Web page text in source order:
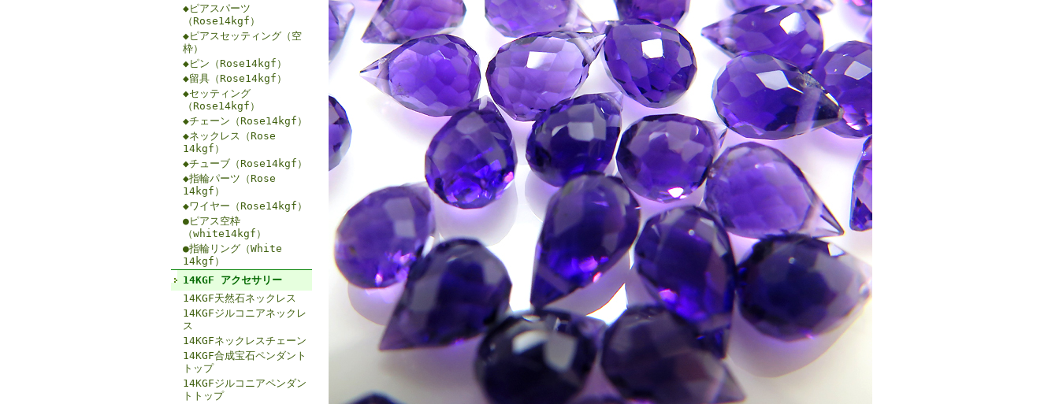
◆ピアスパーツ
（Rose14kgf）
◆ピアスセッティング（空
枠）
◆ピン（Rose14kgf）
◆留具（Rose14kgf）
◆セッティング
（Rose14kgf）
◆チェーン（Rose14kgf）
◆ネックレス（Rose
14kgf）
◆チューブ（Rose14kgf）
◆指輪パーツ（Rose
14kgf）
◆ワイヤー（Rose14kgf）
●ピアス空枠
（white14kgf）
●指輪リング（White
14kgf）
14KGF アクセサリー
14KGF天然石ネックレス
14KGFジルコニアネックレ
ス
14KGFネックレスチェーン
14KGF合成宝石ペンダント
トップ
14KGFジルコニアペンダン
トトップ